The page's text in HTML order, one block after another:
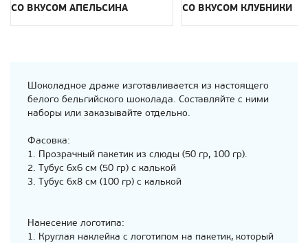
СО ВКУСОМ АПЕЛЬСИНА
СО ВКУСОМ КЛУБНИКИ
Шоколадное драже изготавливается из настоящего
белого бельгийского шоколада. Составляйте с ними
наборы или заказывайте отдельно.
Фасовка:
1. Прозрачный пакетик из слюды (50 гр, 100 гр).
2. Тубус 6х6 см (50 гр) с калькой
3. Тубус 6х8 см (100 гр) с калькой
Нанесение логотипа:
1. Круглая наклейка с логотипом на пакетик, который